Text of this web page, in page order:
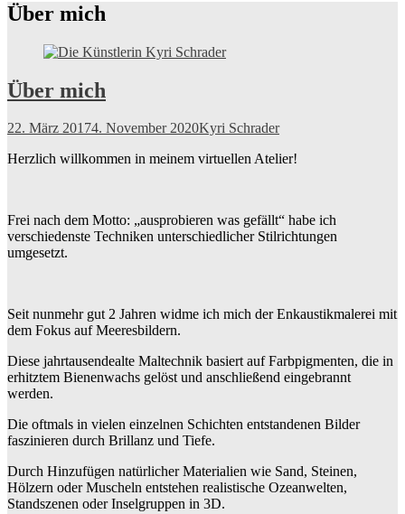
Über mich
Über mich
22. März 20174. November 2020Kyri Schrader
Herzlich willkommen in meinem virtuellen Atelier!
Frei nach dem Motto: „ausprobieren was gefällt“ habe ich
verschiedenste Techniken unterschiedlicher Stilrichtungen
umgesetzt.
Seit nunmehr gut 2 Jahren widme ich mich der Enkaustikmalerei mit
dem Fokus auf Meeresbildern.
Diese jahrtausendealte Maltechnik basiert auf Farbpigmenten, die in
erhitztem Bienenwachs gelöst und anschließend eingebrannt
werden.
Die oftmals in vielen einzelnen Schichten entstandenen Bilder
faszinieren durch Brillanz und Tiefe.
Durch Hinzufügen natürlicher Materialien wie Sand, Steinen,
Hölzern oder Muscheln entstehen realistische Ozeanwelten,
Standszenen oder Inselgruppen in 3D.